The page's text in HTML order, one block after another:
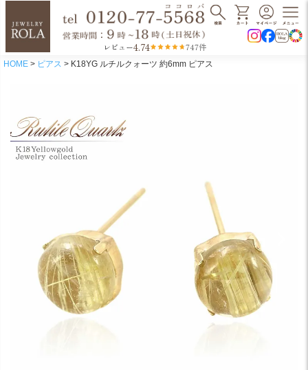
レビュー4.74 747件
HOME ピアス K18YG ルチルクォーツ 約6mm ピアス